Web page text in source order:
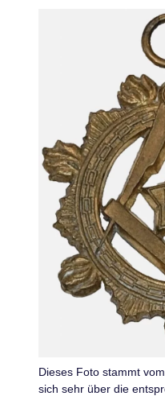
Dieses Foto stammt
sich sehr über die